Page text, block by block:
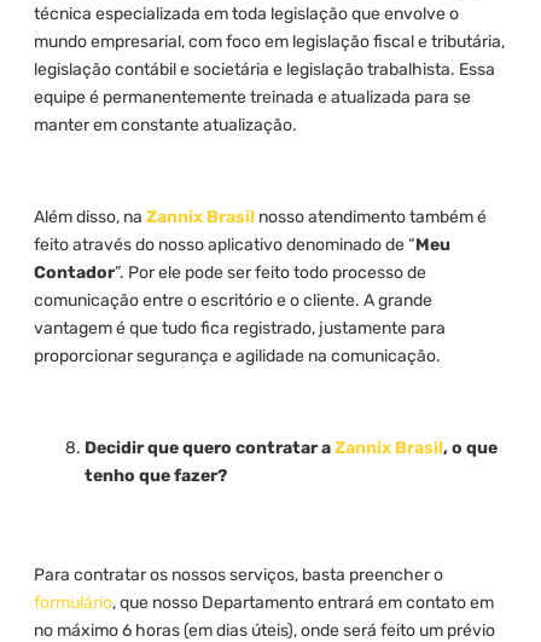
técnica especializada em toda legislação que envolve o
mundo empresarial, com foco em legislação fiscal e tributária,
legislação contábil e societária e legislação trabalhista. Essa
equipe é permanentemente treinada e atualizada para se
manter em constante atualização.
Além disso, na Zannix Brasil nosso atendimento também é
feito através do nosso aplicativo denominado de “Meu
Contador”. Por ele pode ser feito todo processo de
comunicação entre o escritório e o cliente. A grande
vantagem é que tudo fica registrado, justamente para
proporcionar segurança e agilidade na comunicação.
Decidir que quero contratar aZannix Brasil, o que
tenho que fazer?
Para contratar os nossos serviços, basta preencher o
formulário, que nosso Departamento entrará em contato em
no máximo 6 horas (em dias úteis), onde será feito um prévio